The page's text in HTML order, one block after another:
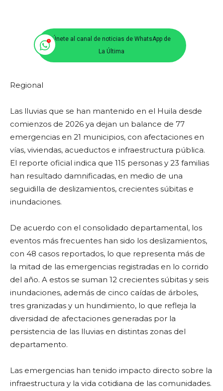
Únete al canal de noticias de WhatsApp de
La Última
Regional
Las lluvias que se han mantenido en el Huila desde
comienzos de 2026 ya dejan un balance de 77
emergencias en 21 municipios, con afectaciones en
vías, viviendas, acueductos e infraestructura pública.
El reporte oficial indica que 115 personas y 23 familias
han resultado damnificadas, en medio de una
seguidilla de deslizamientos, crecientes súbitas e
inundaciones.
De acuerdo con el consolidado departamental, los
eventos más frecuentes han sido los deslizamientos,
con 48 casos reportados, lo que representa más de
la mitad de las emergencias registradas en lo corrido
del año. A estos se suman 12 crecientes súbitas y seis
inundaciones, además de cinco caídas de árboles,
tres granizadas y un hundimiento, lo que refleja la
diversidad de afectaciones generadas por la
persistencia de las lluvias en distintas zonas del
departamento.
Las emergencias han tenido impacto directo sobre la
infraestructura y la vida cotidiana de las comunidades.